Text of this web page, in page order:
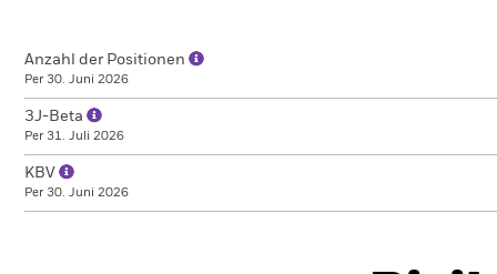
Anzahl der Positionen
Per 30. Juni 2026
3J-Beta
Per 31. Juli 2026
KBV
Per 30. Juni 2026